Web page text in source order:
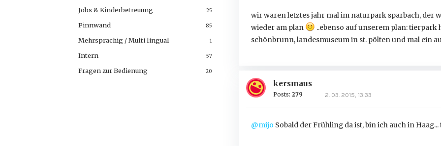
25
Jobs & Kinderbetreuung
85
Pinnwand
1
Mehrsprachig / Multi lingual
57
Intern
20
Fragen zur Bedienung
wir waren letztes jahr mal im naturpark sparbach, der
wieder am plan
..ebenso auf unserem plan:
schönbrunn, landesmuseum in st. pölten und mal ein
kersmaus
Posts: 279 2. 03. 2015, 13:33
@mijo Sobald der Frühling da ist, bin ich auch in